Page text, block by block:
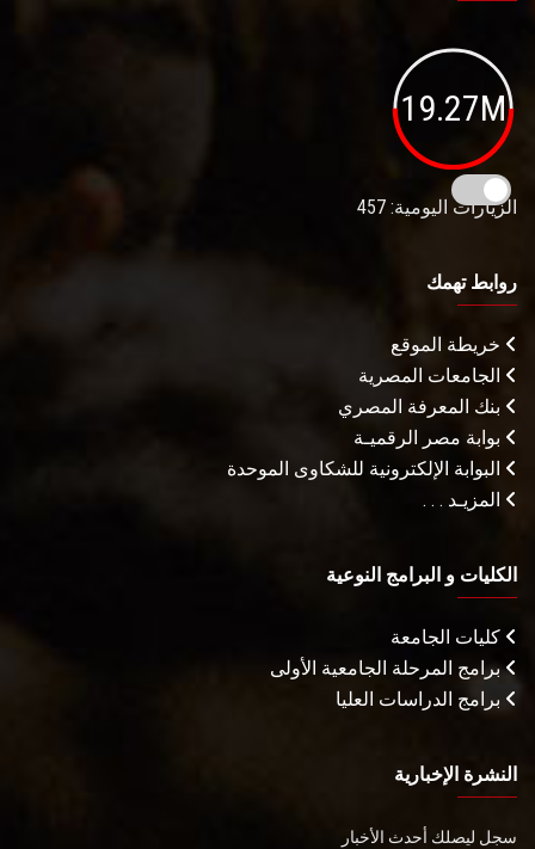
19.27M
الزيارات اليومية: 457
روابط تهمك
خريطة الموقع
الجامعات المصرية
بنك المعرفة المصري
بوابة مصر الرقميـة
البوابة الإلكترونية للشكاوى الموحدة
المزيـد . . .
الكليات و البرامج النوعية
كليات الجامعة
برامج المرحلة الجامعية الأولى
برامج الدراسات العليا
النشرة الإخبارية
سجل ليصلك أحدث الأخبار